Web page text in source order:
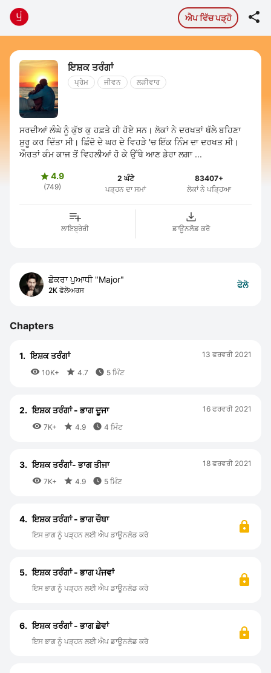
ਐਪ ਵਿੱਚ ਪੜ੍ਹੋ 
ਇਸ਼ਕ ਤਰੰਗਾਂ
ਪ੍ਰੇਮ ਜੀਵਨ ਲੜੀਵਾਰ
ਸਰਦੀਆਂ ਲੰਘੇ ਨੂੰ ਕੁੱਝ ਕੁ ਹਫ਼ਤੇ ਹੀ ਹੋਏ ਸਨ। ਲੋਕਾਂ ਨੇ ਦਰਖਤਾਂ ਥੱਲੇ ਬਹਿਣਾ
ਸ਼ੁਰੂ ਕਰ ਦਿੱਤਾ ਸੀ। ਛਿੰਦੋ ਦੇ ਘਰ ਦੇ ਵਿਹੜੇ 'ਚ ਇੱਕ ਨਿੰਮ ਦਾ ਦਰਖਤ ਸੀ।
ਔਰਤਾਂ ਕੰਮ ਕਾਜ ਤੋਂ ਵਿਹਲੀਆਂ ਹੋ ਕੇ ਉੱਥੇ ਆਣ ਡੇਰਾ ਲਗਾ ...
4.9
(749)
2 ਘੰਟੇ
ਪੜ੍ਹਨ ਦਾ ਸਮਾਂ
83407+
ਲੋਕਾਂ ਨੇ ਪੜ੍ਹਿਆ
ਲਾਇਬ੍ਰੇਰੀ ਡਾਊਨਲੋਡ ਕਰੋ
ਛੋਕਰਾ ਪੁਆਧੀ "Major"
2K ਫੋਲੋਅਰਸ
ਫੋਲੋ
Chapters
1. ਇਸ਼ਕ ਤਰੰਗਾਂ
 10K+  4.7  5 ਮਿੰਟ
13 ਫਰਵਰੀ 2021
2. ਇਸ਼ਕ ਤਰੰਗਾਂ - ਭਾਗ ਦੂਜਾ
 7K+  4.9  4 ਮਿੰਟ
16 ਫਰਵਰੀ 2021
3. ਇਸ਼ਕ ਤਰੰਗਾਂ- ਭਾਗ ਤੀਜਾ
 7K+  4.9  5 ਮਿੰਟ
18 ਫਰਵਰੀ 2021
4. ਇਸ਼ਕ ਤਰੰਗਾਂ - ਭਾਗ ਚੌਥਾ
ਇਸ ਭਾਗ ਨੂੰ ਪੜ੍ਹਨ ਲਈ ਐਪ ਡਾਊਨਲੋਡ ਕਰੋ
5. ਇਸ਼ਕ ਤਰੰਗਾਂ - ਭਾਗ ਪੰਜਵਾਂ
ਇਸ ਭਾਗ ਨੂੰ ਪੜ੍ਹਨ ਲਈ ਐਪ ਡਾਊਨਲੋਡ ਕਰੋ
6. ਇਸ਼ਕ ਤਰੰਗਾਂ - ਭਾਗ ਛੇਵਾਂ
ਇਸ ਭਾਗ ਨੂੰ ਪੜ੍ਹਨ ਲਈ ਐਪ ਡਾਊਨਲੋਡ ਕਰੋ